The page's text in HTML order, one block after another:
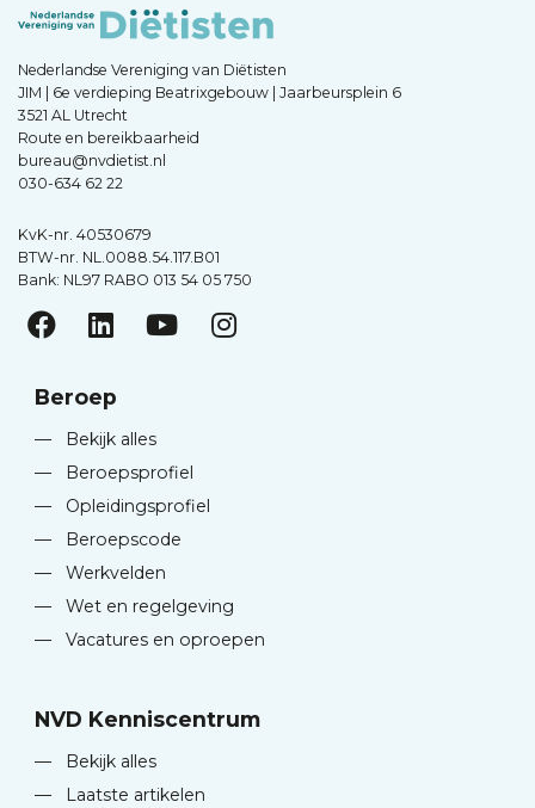
Nederlandse Vereniging van Diëtisten
JIM | 6e verdieping Beatrixgebouw | Jaarbeursplein 6
3521 AL Utrecht
Route en bereikbaarheid
bureau@nvdietist.nl
030-634 62 22
KvK-nr. 40530679
BTW-nr. NL.0088.54.117.B01
Bank: NL97 RABO 013 54 05 750
Beroep
—
Bekijk alles
—
Beroepsprofiel
—
Opleidingsprofiel
—
Beroepscode
—
Werkvelden
—
Wet en regelgeving
—
Vacatures en oproepen
NVD Kenniscentrum
—
Bekijk alles
—
Laatste artikelen